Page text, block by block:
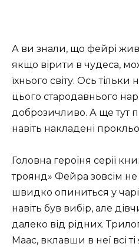
А ви знали, що фейрі
якщо вірити в чудеса,
їхнього світу. Ось
цього стародавнього
доброзичливо. А ще тут
навіть накладені
Головна героїня серії
троянд» Фейра зовсім
швидко опиниться у
навіть був вибір, але
далеко від рідних.
Маас, вклавши в неї всі ті